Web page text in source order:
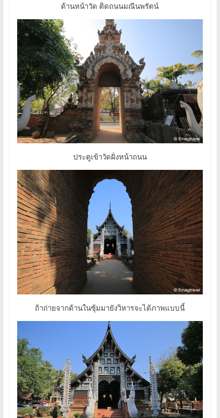
ด้านหน้าวัด ติดถนนมณีนพรัตน์
ประตูเข้าวัดฝั่งหน้าถนน
ถ้าถ่ายจากด้านในซุ้มมายังวิหารจะได้ภาพแบบนี้